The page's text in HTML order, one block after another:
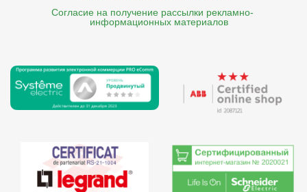
Согласие на получение рассылки рекламно-
    информационных материалов